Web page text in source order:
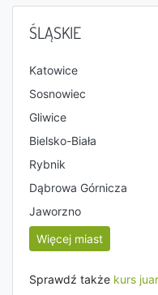
ŚLĄSKIE
Katowice
Sosnowiec
Gliwice
Bielsko-Biała
Rybnik
Dąbrowa Górnicza
Jaworzno
Więcej miast
Sprawdź także kurs